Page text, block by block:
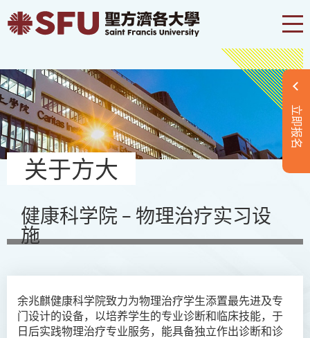
立即报名
关于方大
健康科学院 – 物理治疗实习设
施
余兆麒健康科学院致力为物理治疗学生添置最先进及专
门设计的设备，以培养学生的专业诊断和临床技能，于
日后实践物理治疗专业服务，能具备独立作出诊断和诊